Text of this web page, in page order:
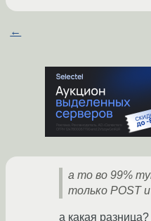
←
а то во 99%
только POST и
а какая разница?